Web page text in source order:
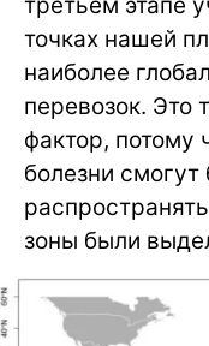
точках нашей
наиболее
перевозок. Это
фактор, потому
болезни
зоны были